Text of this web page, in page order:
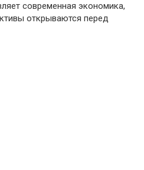
современная экономика,
открываются перед